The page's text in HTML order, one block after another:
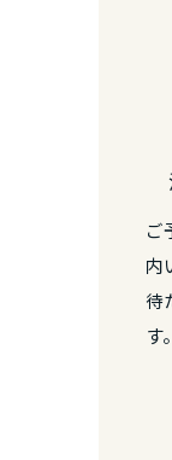
ご
内
待
す。